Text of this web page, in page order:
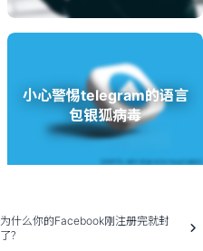
小心警惕telegram的语言
包银狐病毒
为什么你的Facebook刚注册完就封
了？